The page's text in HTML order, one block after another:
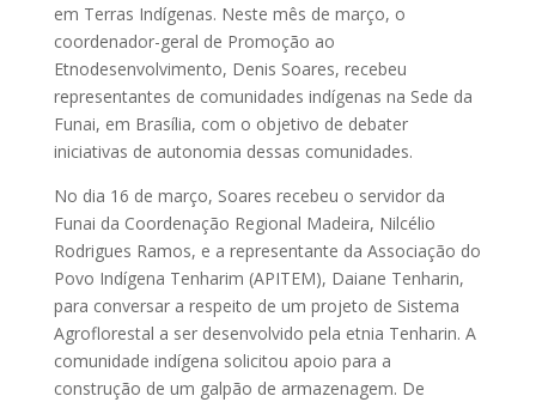
em Terras Indígenas. Neste mês de março, o
coordenador-geral de Promoção ao
Etnodesenvolvimento, Denis Soares, recebeu
representantes de comunidades indígenas na Sede da
Funai, em Brasília, com o objetivo de debater
iniciativas de autonomia dessas comunidades.
No dia 16 de março, Soares recebeu o servidor da
Funai da Coordenação Regional Madeira, Nilcélio
Rodrigues Ramos, e a representante da Associação do
Povo Indígena Tenharim (APITEM), Daiane Tenharin,
para conversar a respeito de um projeto de Sistema
Agroflorestal a ser desenvolvido pela etnia Tenharin. A
comunidade indígena solicitou apoio para a
construção de um galpão de armazenagem. De